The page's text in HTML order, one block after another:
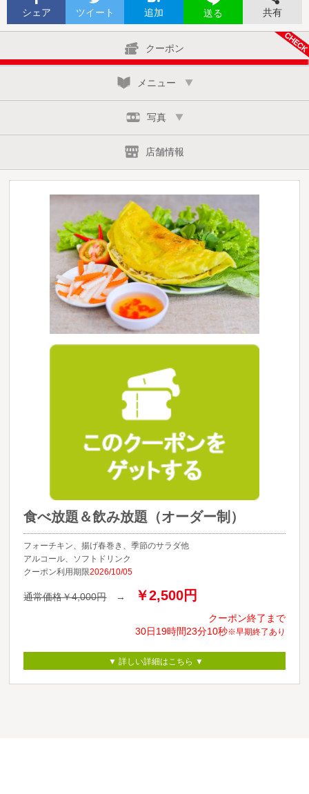
シェア ツイート 追加 送る 共有
クーポン
メニュー
写真
店舗情報
食べ放題＆飲み放題（オーダー制）
フォーチキン、揚げ春巻き、季節のサラダ他
アルコール、ソフトドリンク
クーポン利用期限2026/10/05
通常価格￥4,000円→ ￥2,500円
クーポン終了まで
30日19時間23分09秒※早期終了あり
▼ 詳しい詳細はこちら ▼